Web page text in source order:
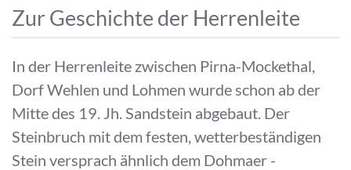
Zur Geschichte der Herrenleite
In der Herrenleite zwischen Pirna-Mockethal,
Dorf Wehlen und Lohmen wurde schon ab der
Mitte des 19. Jh. Sandstein abgebaut. Der
Steinbruch mit dem festen, wetterbeständigen
Stein versprach ähnlich dem Dohmaer -